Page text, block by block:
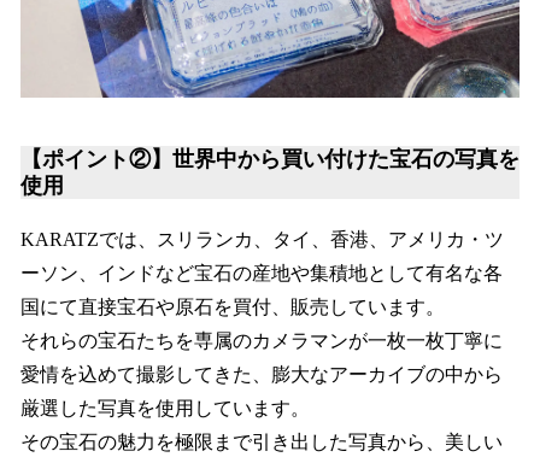
【ポイント②】世界中から買い付けた宝石の写真を
使用
KARATZでは、スリランカ、タイ、香港、アメリカ・ツ
ーソン、インドなど宝石の産地や集積地として有名な各
国にて直接宝石や原石を買付、販売しています。
それらの宝石たちを専属のカメラマンが一枚一枚丁寧に
愛情を込めて撮影してきた、膨大なアーカイブの中から
厳選した写真を使用しています。
その宝石の魅力を極限まで引き出した写真から、美しい